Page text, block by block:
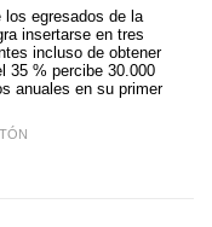
los egresados de la
insertarse en tres
incluso de obtener
35 % percibe 30.000
anuales en su primer